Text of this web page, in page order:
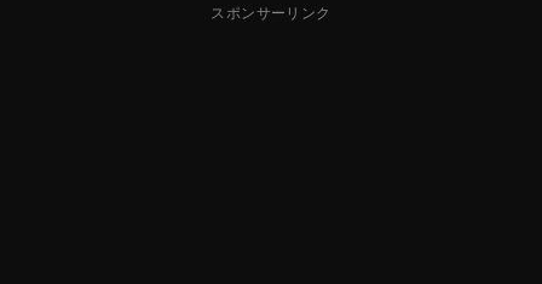
スポンサーリンク